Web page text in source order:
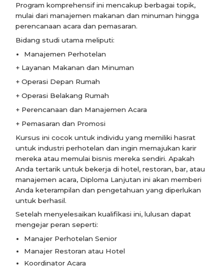
Program komprehensif ini mencakup berbagai topik,
mulai dari manajemen makanan dan minuman hingga
perencanaan acara dan pemasaran.
Bidang studi utama meliputi:
Manajemen Perhotelan
+ Layanan Makanan dan Minuman
+ Operasi Depan Rumah
+ Operasi Belakang Rumah
+ Perencanaan dan Manajemen Acara
+ Pemasaran dan Promosi
Kursus ini cocok untuk individu yang memiliki hasrat
untuk industri perhotelan dan ingin memajukan karir
mereka atau memulai bisnis mereka sendiri. Apakah
Anda tertarik untuk bekerja di hotel, restoran, bar, atau
manajemen acara, Diploma Lanjutan ini akan memberi
Anda keterampilan dan pengetahuan yang diperlukan
untuk berhasil.
Setelah menyelesaikan kualifikasi ini, lulusan dapat
mengejar peran seperti:
Manajer Perhotelan Senior
Manajer Restoran atau Hotel
Koordinator Acara